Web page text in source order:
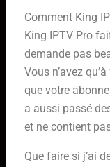
Comment King
King IPTV Pro
demande pas
Vous n’avez
que votre
a aussi passé
et ne contient
Que faire si j’ai